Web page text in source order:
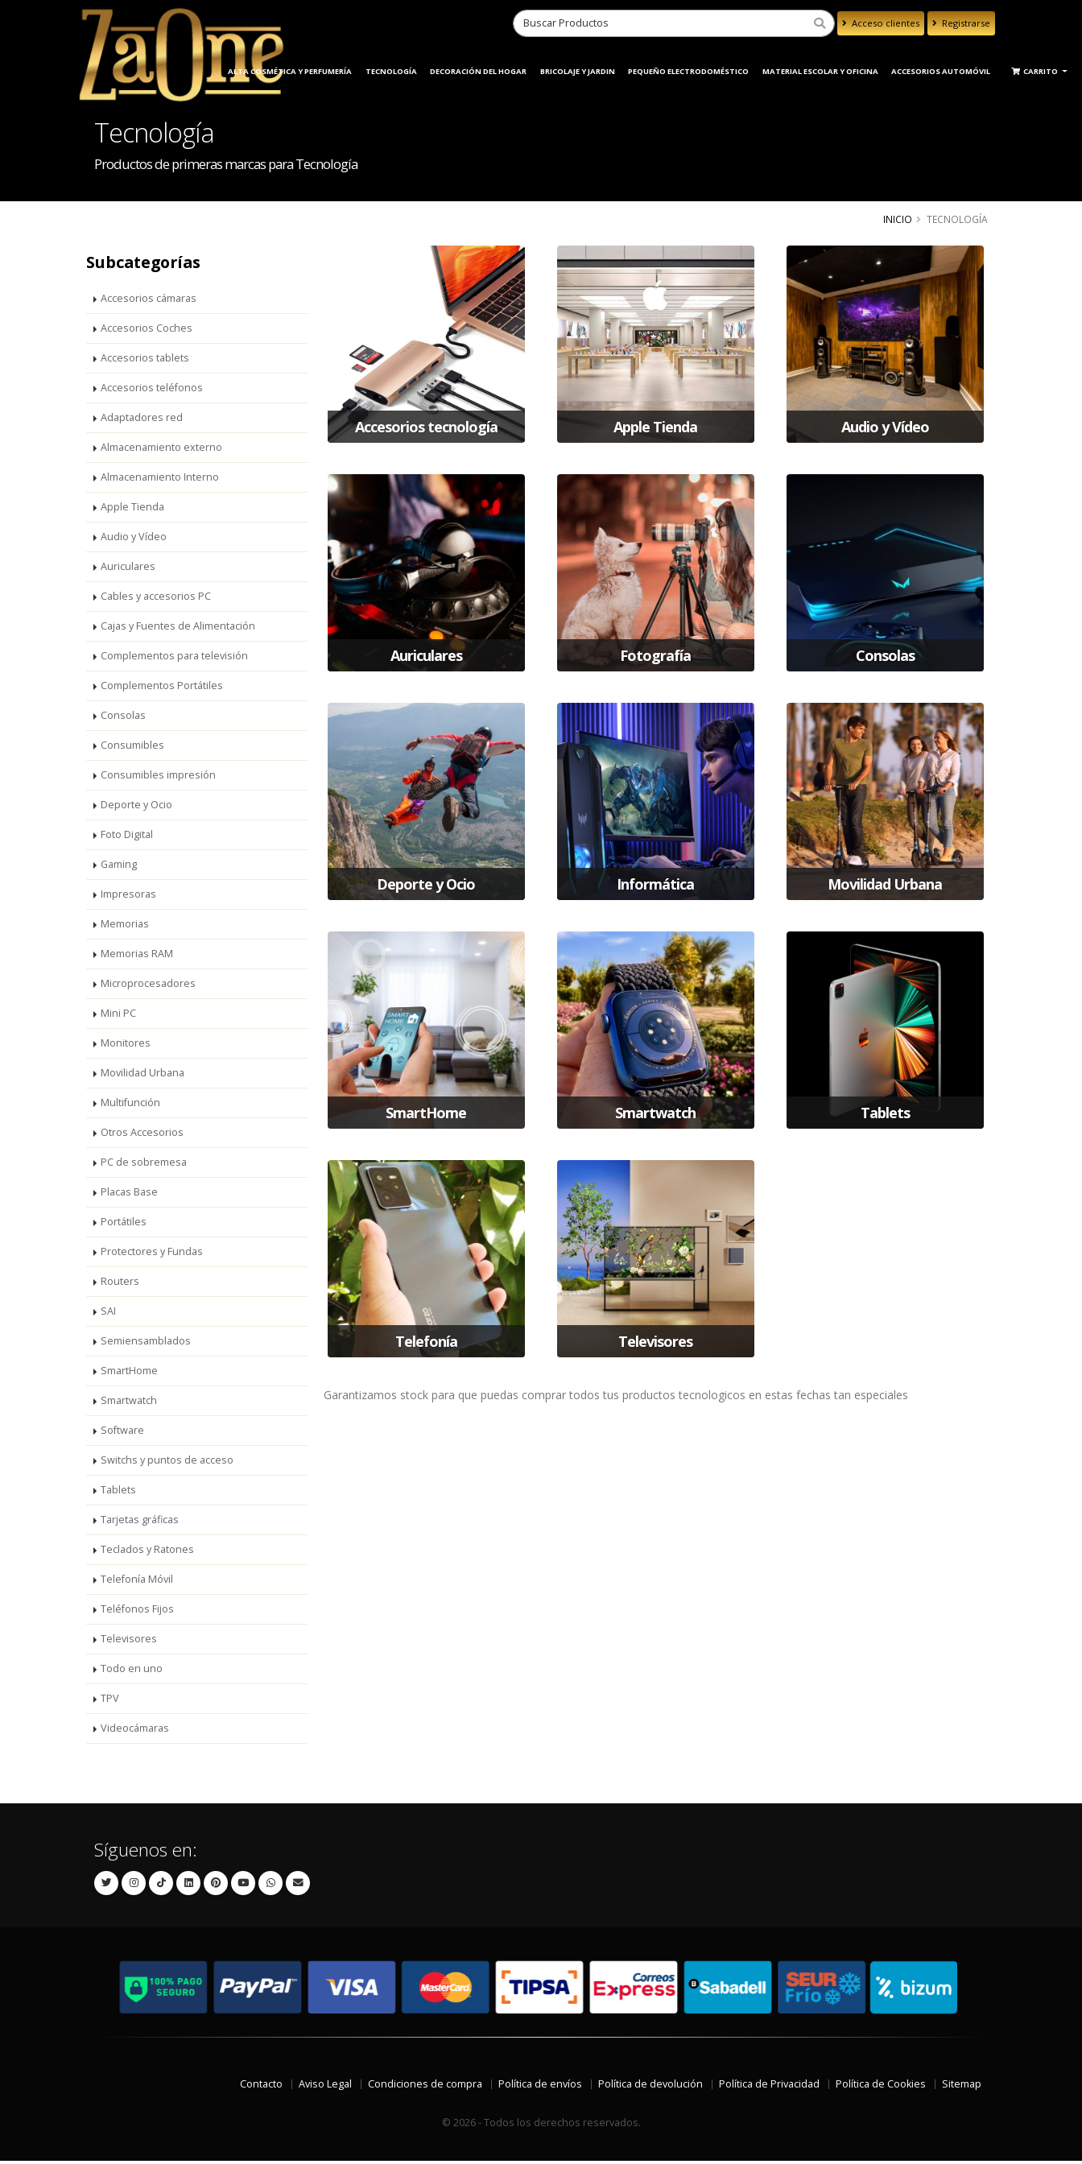
Acceso clientes Registrarse
ALTA COSMÉTICA Y PERFUMERÍA TECNOLOGÍA DECORACIÓN DEL HOGAR BRICOLAJE Y JARDIN PEQUEÑO ELECTRODOMÉSTICO MATERIAL ESCOLAR Y OFICINA ACCESORIOS AUTOMÓVIL CARRITO
Tecnología
Productos de primeras marcas para Tecnología
INICIO TECNOLOGÍA
Subcategorías
Accesorios cámaras
Accesorios Coches
Accesorios tablets
Accesorios teléfonos
Adaptadores red
Almacenamiento externo
Almacenamiento Interno
Apple Tienda
Audio y Vídeo
Auriculares
Cables y accesorios PC
Cajas y Fuentes de Alimentación
Complementos para televisión
Complementos Portátiles
Consolas
Consumibles
Consumibles impresión
Deporte y Ocio
Foto Digital
Gaming
Impresoras
Memorias
Memorias RAM
Microprocesadores
Mini PC
Monitores
Movilidad Urbana
Multifunción
Otros Accesorios
PC de sobremesa
Placas Base
Portátiles
Protectores y Fundas
Routers
SAI
Semiensamblados
SmartHome
Smartwatch
Software
Switchs y puntos de acceso
Tablets
Tarjetas gráficas
Teclados y Ratones
Telefonía Móvil
Teléfonos Fijos
Televisores
Todo en uno
TPV
Videocámaras
Accesorios tecnología Apple Tienda Audio y Vídeo
Auriculares Fotografía Consolas
Deporte y Ocio Informática Movilidad Urbana
SmartHome Smartwatch Tablets
Telefonía Televisores
Garantizamos stock para que puedas comprar todos tus productos tecnologicos en estas fechas tan especiales
Síguenos en:
Contacto Aviso Legal Condiciones de compra Política de envíos Política de devolución Política de Privacidad Política de Cookies Sitemap
© 2026 - Todos los derechos reservados.